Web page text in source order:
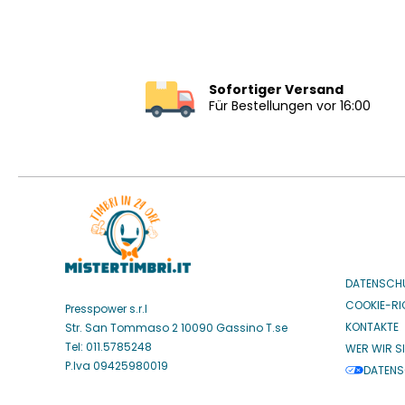
Sofortiger Versand
Für Bestellungen vor 16:00
Presspower s.r.l
Str. San Tommaso 2 10090 Gassino T.se
Tel: 011.5785248
P.Iva 09425980019
COOKIE-
KONTAKTE
WER WIR